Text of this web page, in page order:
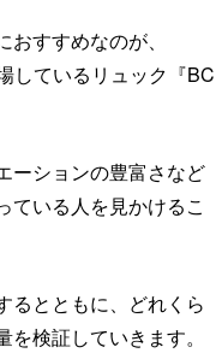
すすめなのが、
しているリュック『BC
ーションの豊富さなど
ている人を見かけるこ
るとともに、どれくら
検証していきます。